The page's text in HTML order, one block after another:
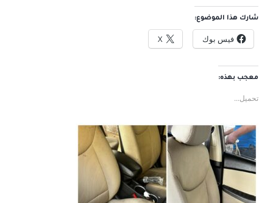
شارك هذا الموضوع:
فيس بوك X
معجب بهذه:
تحميل...